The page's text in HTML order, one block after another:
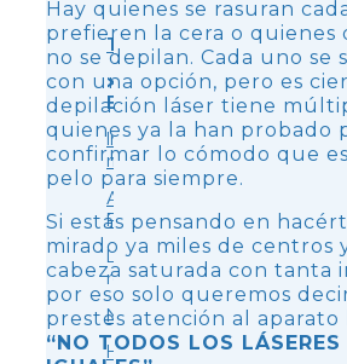
Tratamiento
>
Endolifting
Indiba
médico
Accent
Prime
Láser
rejuvenecimiento
Neuromoduladores
Hilos
Hay quienes se rasuran
prefieren la cera o quienes
no se depilan. Cada uno se
con una opción, pero es
depilación láser tiene
quienes ya la han probado
confirmar lo cómodo que
pelo para siempre.
Si estás pensando en
mirado ya miles de centros
cabeza saturada con tanta
por eso solo queremos
prestes atención al
“NO TODOS LOS LÁSERES